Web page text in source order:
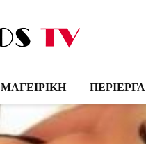
ΜΑΓΕΙΡΙΚΗ ΠΕΡΙΕΡΓΑ